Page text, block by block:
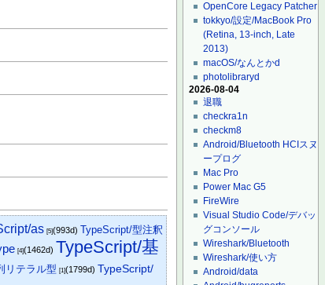
as [5](993d) TypeScript/型注釈
[4](1462d) TypeScript/基
リテラル型 [1](1799d) TypeScript/
OpenCore Legacy Patcher
tokkyo/設定/MacBook Pro
(Retina, 13-inch, Late
2013)
macOS/なんとかd
photolibraryd
2026-08-04
退職
checkra1n
checkm8
Android/Bluetooth HCIスヌ
ープログ
Mac Pro
Power Mac G5
FireWire
Visual Studio Code/デバッ
グコンソール
Wireshark/Bluetooth
Wireshark/使い方
Android/data